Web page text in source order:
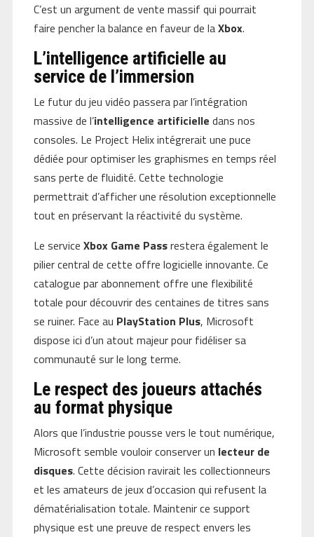
C’est un argument de vente massif qui pourrait
faire pencher la balance en faveur de laXbox.
L’intelligence artificielle au
service de l’immersion
Le futur du jeu vidéo passera par l’intégration
massive de l’intelligence artificielle dans nos
consoles. Le Project Helix intégrerait une puce
dédiée pour optimiser les graphismes en temps réel
sans perte de fluidité. Cette technologie
permettrait d’afficher une résolution exceptionnelle
tout en préservant la réactivité du système.
Le service Xbox Game Passrestera également le
pilier central de cette offre logicielle innovante. Ce
catalogue par abonnement offre une flexibilité
totale pour découvrir des centaines de titres sans
se ruiner. Face au PlayStation Plus, Microsoft
dispose ici d’un atout majeur pour fidéliser sa
communauté sur le long terme.
Le respect des joueurs attachés
au format physique
Alors que l’industrie pousse vers le tout numérique,
Microsoft semble vouloir conserver un lecteur de
disques. Cette décision ravirait les collectionneurs
et les amateurs de jeux d’occasion qui refusent la
dématérialisation totale. Maintenir ce support
physique est une preuve de respect envers les